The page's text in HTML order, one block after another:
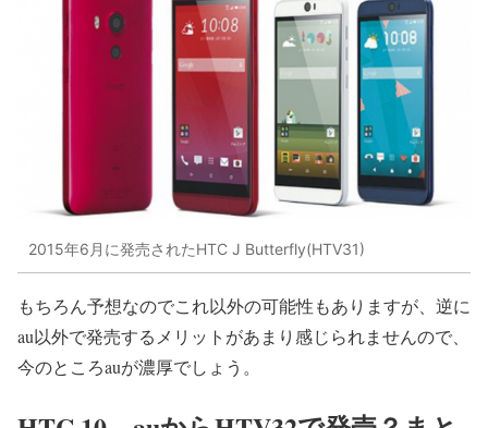
2015年6月に発売されたHTC J Butterfly(HTV31)
もちろん予想なのでこれ以外の可能性もありますが、逆に
au以外で発売するメリットがあまり感じられませんので、
今のところauが濃厚でしょう。